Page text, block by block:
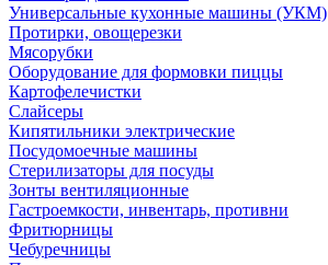
Универсальные кухонные машины (УКМ)
Протирки, овощерезки
Мясорубки
Оборудование для формовки пиццы
Картофелечистки
Слайсеры
Кипятильники электрические
Посудомоечные машины
Стерилизаторы для посуды
Зонты вентиляционные
Гастроемкости, инвентарь, противни
Фритюрницы
Чебуречницы